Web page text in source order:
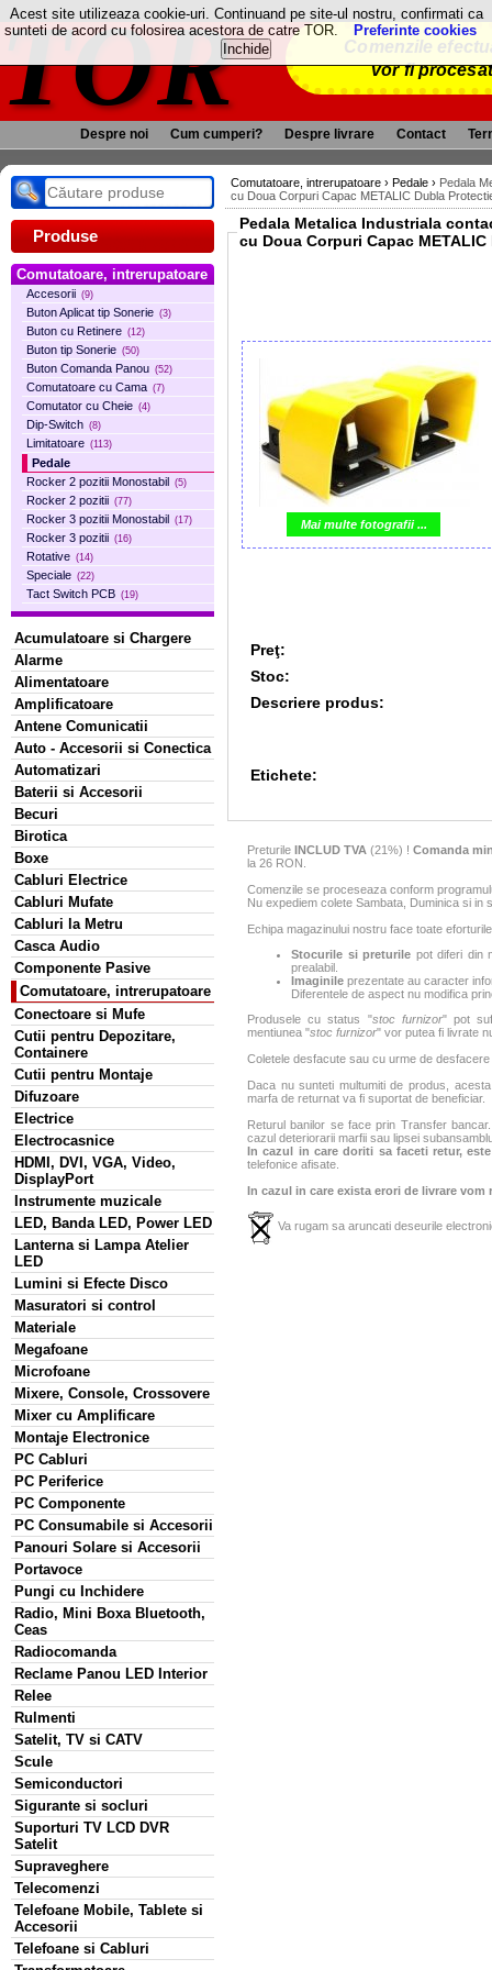
TOR
Comenzile
vor fi
Despre noi Cum cumperi? Despre livrare Contact
Produse
Comutatoare, intrerupatoare
Accesorii (9)
Buton Aplicat tip Sonerie (3)
Buton cu Retinere (12)
Buton tip Sonerie (50)
Buton Comanda Panou (52)
Comutatoare cu Cama (7)
Comutator cu Cheie (4)
Dip-Switch (8)
Limitatoare (113)
Pedale
Rocker 2 pozitii Monostabil (5)
Rocker 2 pozitii (77)
Rocker 3 pozitii Monostabil (17)
Rocker 3 pozitii (16)
Rotative (14)
Speciale (22)
Tact Switch PCB (19)
Acumulatoare si Chargere
Alarme
Alimentatoare
Amplificatoare
Antene Comunicatii
Auto - Accesorii si Conectica
Automatizari
Baterii si Accesorii
Becuri
Birotica
Boxe
Cabluri Electrice
Cabluri Mufate
Cabluri la Metru
Casca Audio
Componente Pasive
Comutatoare, intrerupatoare
Conectoare si Mufe
Cutii pentru Depozitare,
Containere
Cutii pentru Montaje
Difuzoare
Electrice
Electrocasnice
HDMI, DVI, VGA, Video,
DisplayPort
Instrumente muzicale
LED, Banda LED, Power LED
Lanterna si Lampa Atelier
LED
Lumini si Efecte Disco
Masuratori si control
Materiale
Megafoane
Microfoane
Mixere, Console, Crossovere
Mixer cu Amplificare
Montaje Electronice
PC Cabluri
PC Periferice
PC Componente
PC Consumabile si Accesorii
Panouri Solare si Accesorii
Portavoce
Pungi cu Inchidere
Radio, Mini Boxa Bluetooth,
Ceas
Radiocomanda
Reclame Panou LED Interior
Relee
Rulmenti
Satelit, TV si CATV
Scule
Semiconductori
Sigurante si socluri
Suporturi TV LCD DVR
Satelit
Supraveghere
Telecomenzi
Telefoane Mobile, Tablete si
Accesorii
Telefoane si Cabluri
Comutatoare, intrerupatoare › Pedale › Pedala
cu Doua Corpuri Capac METALIC Dubla
Pedala Metalica Industriala contact
cu Doua Corpuri Capac
Mai multe fotografii ...
Preţ:
Stoc:
Descriere produs:
Etichete:
Preturile INCLUD TVA (21%) ! Comanda
la 26 RON.
Comenzile se proceseaza conform
Nu expediem colete Sambata, Duminica si in
Echipa magazinului nostru face toate
Stocurile si preturile pot diferi din
prealabil.
Imaginile prezentate au caracter
Diferentele de aspect nu modifica
Produsele cu status "stoc furnizor" pot
mentiunea "stoc furnizor" vor putea fi livrate
Coletele desfacute sau cu urme de
Daca nu sunteti multumiti de produs,
marfa de returnat va fi suportat de beneficiar.
Returul banilor se face prin Transfer
cazul deteriorarii marfii sau lipsei
In cazul in care doriti sa faceti retur,
telefonice afisate.
In cazul in care exista erori de livrare
Va rugam sa aruncati deseurile
Acest site utilizeaza cookie-uri. Continuand pe site-ul nostru, confirmati ca
sunteti de acord cu folosirea acestora de catre TOR.
Preferinte cookies